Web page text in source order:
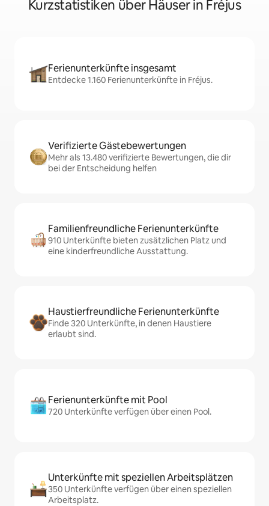
Kurzstatistiken über Häuser in Fréjus
Ferienunterkünfte insgesamt
Entdecke 1.160 Ferienunterkünfte in Fréjus.
Verifizierte Gästebewertungen
Mehr als 13.480 verifizierte Bewertungen, die dir
bei der Entscheidung helfen
Familienfreundliche Ferienunterkünfte
910 Unterkünfte bieten zusätzlichen Platz und
eine kinderfreundliche Ausstattung.
Haustierfreundliche Ferienunterkünfte
Finde 320 Unterkünfte, in denen Haustiere
erlaubt sind.
Ferienunterkünfte mit Pool
720 Unterkünfte verfügen über einen Pool.
Unterkünfte mit speziellen Arbeitsplätzen
350 Unterkünfte verfügen über einen speziellen
Arbeitsplatz.